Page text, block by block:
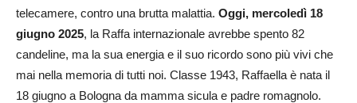
telecamere, contro una brutta malattia. Oggi, mercoledì 18
giugno 2025, la Raffa internazionale avrebbe spento 82
candeline, ma la sua energia e il suo ricordo sono più vivi che
mai nella memoria di tutti noi. Classe 1943, Raffaella è nata il
18 giugno a Bologna da mamma sicula e padre romagnolo.